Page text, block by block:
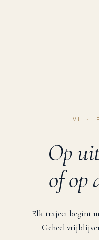
VI ·
Op
of op
Elk traject begint
Geheel